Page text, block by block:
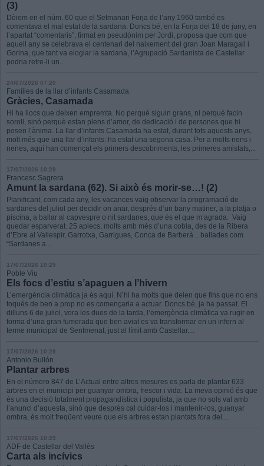
(3)
Dèiem en el núm. 60 que el Setmanari Forja de l’any 1960 també es
comentava el mal estat de la sardana. Doncs bé, en la Forja del 18 de juny, en
l’apartat “comentaris”, firmat en pseudònim per Jordi, proposa que com que
aquell any se celebrava el centenari del naixement del gran Joan Maragall i
Gorina, que tant va elogiar la sardana, l’Agrupació Sardanista de Castellar
podria retre-li un...
24/07/2026 07:20
Famílies de la llar d’infants Casamada
Gràcies, Casamada
Hi ha llocs que deixen empremta. No perquè siguin grans, ni perquè facin
soroll, sinó perquè estan plens d’amor, de dedicació i de persones que hi
posen l’ànima. La llar d’infants Casamada ha estat, durant tots aquests anys,
molt més que una llar d’infants: ha estat una segona casa. Per a molts nens i
nenes, aquí han començat els primers descobriments, les primeres amistats,...
17/07/2026 10:29
Francesc Sagrera
Amunt la sardana (62). Si això és morir-se…! (2)
Planificant, com cada any, les vacances vaig observar la programació de
sardanes del juliol per decidir on anar, després d’un bany matiner, a la platja o
piscina, a ballar al capvespre o nit sardanes, que és el que m’agrada. Vaig
quedar esparverat. 25 aplecs, molts amb més d’una cobla, des de la Ribera
d’Ebre al Vallespir, Garrotxa, Garrigues, Conca de Barberà... ballades com
“Sardanes a...
17/07/2026 10:29
Poble Viu
Els focs d’estiu s’apaguen a l’hivern
L’emergència climàtica ja és aquí. N’hi ha molts que deien que fins que no ens
toqués de ben a prop no es començaria a actuar. Doncs bé, ja ha passat. El
dilluns 6 de juliol, vora les dues de la tarda, l’emergència climàtica va rugir en
forma d’una gran fumerada que ben aviat es va transformar en un infern al
terme municipal de Sentmenat, just al límit amb Castellar....
17/07/2026 10:29
Antonio Bullón
Plantar arbres
En el número 847 de L’Actual entre altres mesures es parla de plantar 633
arbres en el municipi per guanyar ombra, frescor i vida. La meva opinió és que
és una decisió totalment propagandística i populista, ja que no sols val amb
l’anunci d’aquesta, sinó que després cal cuidar-los i mantenir-los, guanyar
ombra, és molt freqüent veure que els arbres estan plantats fora del...
17/07/2026 10:29
ADF de Castellar del Vallès
Carta als incívics